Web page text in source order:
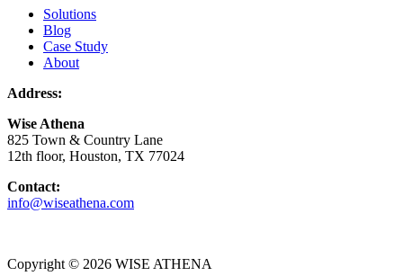
Solutions
Blog
Case Study
About
Address:
Wise Athena
825 Town & Country Lane
12th floor, Houston, TX 77024
Contact:
info@wiseathena.com
Copyright © 2026 WISE ATHENA